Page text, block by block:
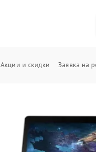
Акции и скидки Заявка на